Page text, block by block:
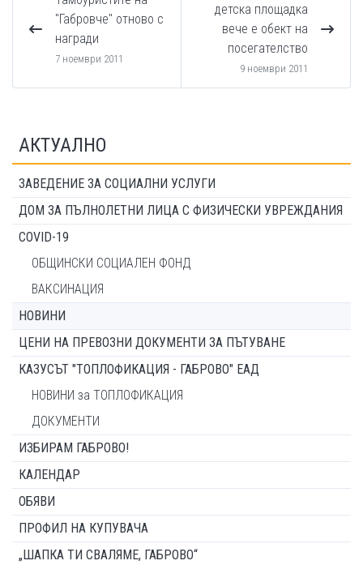
"Габровче" отново с
награди
7 ноември 2011
детска площадка
вече е обект на
посегателство
9 ноември 2011
АКТУАЛНО
ЗАВЕДЕНИЕ ЗА СОЦИАЛНИ УСЛУГИ
ДОМ ЗА ПЪЛНОЛЕТНИ ЛИЦА С ФИЗИЧЕСКИ УВРЕЖДАНИЯ
COVID-19
ОБЩИНСКИ СОЦИАЛЕН ФОНД
ВАКСИНАЦИЯ
НОВИНИ
ЦЕНИ НА ПРЕВОЗНИ ДОКУМЕНТИ ЗА ПЪТУВАНЕ
КАЗУСЪТ "ТОПЛОФИКАЦИЯ - ГАБРОВО" ЕАД
НОВИНИ за ТОПЛОФИКАЦИЯ
ДОКУМЕНТИ
ИЗБИРАМ ГАБРОВО!
КАЛЕНДАР
ОБЯВИ
ПРОФИЛ НА КУПУВАЧА
„ШАПКА ТИ СВАЛЯМЕ, ГАБРОВО“